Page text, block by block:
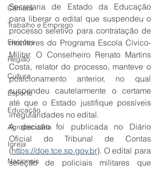
Câmara
Trabalho e Emprego
Eleições
Região
Cultura
Esporte
Educação
Agropecuária
Igreja
Nacionais
Secretaria de Estado da Educação
para liberar o edital que suspendeu o
processo seletivo para contratação de
monitores do Programa Escola Cívico-
Militar. O Conselheiro Renato Martins
Costa, relator do processo, manteve o
posicionamento anterior, no qual
suspendeu cautelarmente o certame
até que o Estado justifique possíveis
irregularidades no edital.
A decisão foi publicada no Diário
Oficial do Tribunal de Contas
(https://doe.tce.sp.gov.br). O edital para
seleção de policiais militares que